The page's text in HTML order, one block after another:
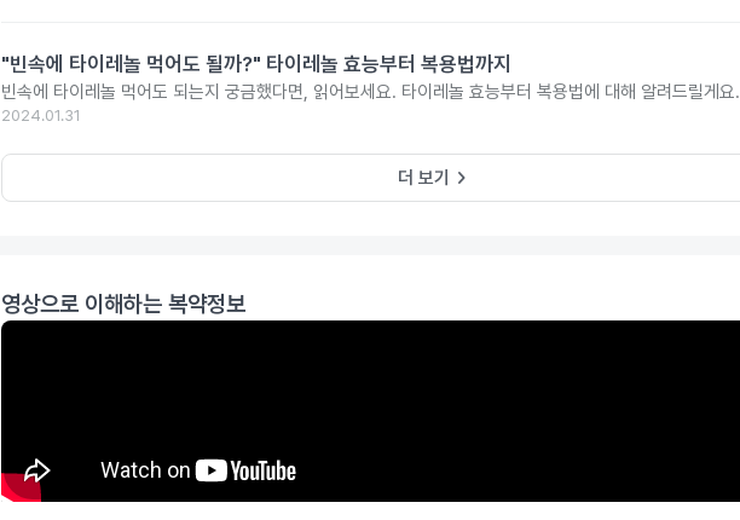
"빈속에 타이레놀 먹어도 될까?" 타이레놀 효능부터 복용법까지
빈속에 타이레놀 먹어도 되는지 궁금했다면, 읽어보세요. 타이레놀 효능부터 복용법에 대해 알려드릴게요.
2024.01.31
더 보기 keyboard_arrow_right
영상으로 이해하는 복약정보